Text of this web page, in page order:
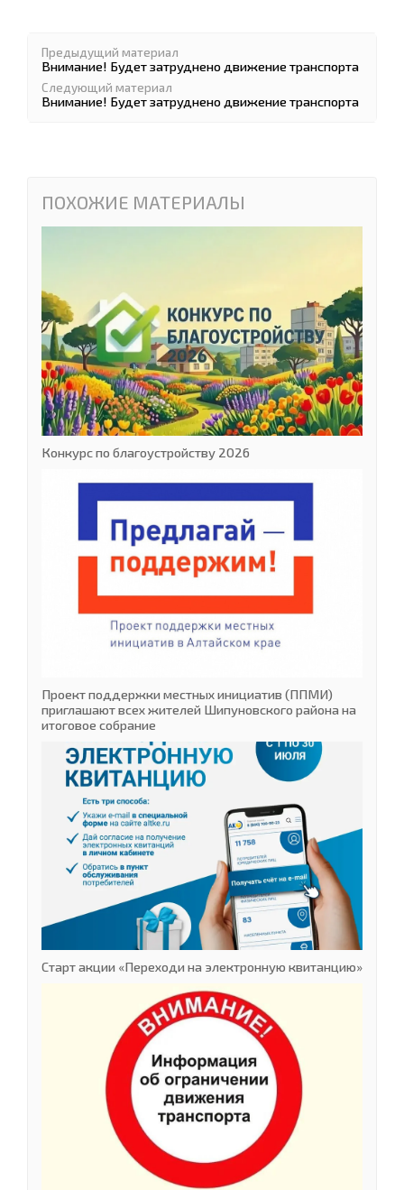
Предыдущий материал
Внимание! Будет затруднено движение транспорта
Следующий материал
Внимание! Будет затруднено движение транспорта
ПОХОЖИЕ МАТЕРИАЛЫ
Конкурс по благоустройству 2026
Проект поддержки местных инициатив (ППМИ)
приглашают всех жителей Шипуновского района на
итоговое собрание
Старт акции «Переходи на электронную квитанцию»